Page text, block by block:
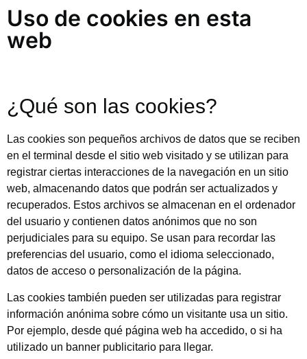
Uso de cookies en esta
web
¿Qué son las cookies?
Las cookies son pequeños archivos de datos que se reciben
en el terminal desde el sitio web visitado y se utilizan para
registrar ciertas interacciones de la navegación en un sitio
web, almacenando datos que podrán ser actualizados y
recuperados. Estos archivos se almacenan en el ordenador
del usuario y contienen datos anónimos que no son
perjudiciales para su equipo. Se usan para recordar las
preferencias del usuario, como el idioma seleccionado,
datos de acceso o personalización de la página.
Las cookies también pueden ser utilizadas para registrar
información anónima sobre cómo un visitante usa un sitio.
Por ejemplo, desde qué página web ha accedido, o si ha
utilizado un banner publicitario para llegar.